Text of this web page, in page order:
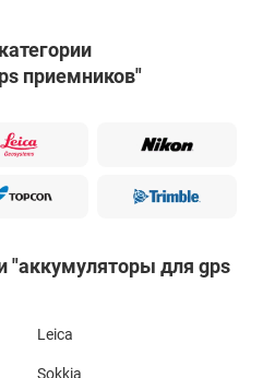
приемников"
"аккумуляторы для gps
Leica
Sokkia